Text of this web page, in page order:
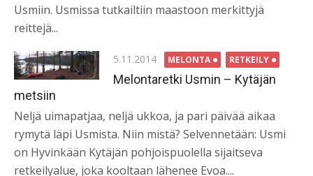
Usmiin. Usmissa tutkailtiin maastoon merkittyjä
reittejä...
Posted
on
5.11.2014 MELONTA RETKEILY
Melontaretki Usmin – Kytäjän
metsiin
Neljä uimapatjaa, neljä ukkoa, ja pari päivää aikaa
rymytä läpi Usmista. Niin mistä? Selvennetään: Usmi
on Hyvinkään Kytäjän pohjoispuolella sijaitseva
retkeilyalue, joka kooltaan lähenee Evoa....